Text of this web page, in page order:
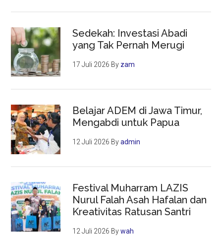
Sedekah: Investasi Abadi
yang Tak Pernah Merugi
17 Juli 2026 By zam
Belajar ADEM di Jawa Timur,
Mengabdi untuk Papua
12 Juli 2026 Byadmin
Festival Muharram LAZIS
Nurul Falah Asah Hafalan dan
Kreativitas Ratusan Santri
12 Juli 2026 Bywah